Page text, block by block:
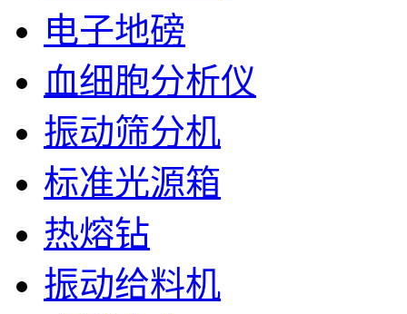
电子地磅
血细胞分析仪
振动筛分机
标准光源箱
热熔钻
振动给料机